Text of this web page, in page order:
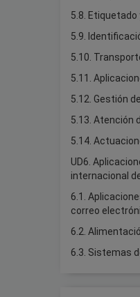
5.8.
5.9.
5.10.
5.11.
5.12. Gestión
5.13. Atención
5.14.
UD6.
internacional
6.1.
correo
6.2.
6.3. Sistemas